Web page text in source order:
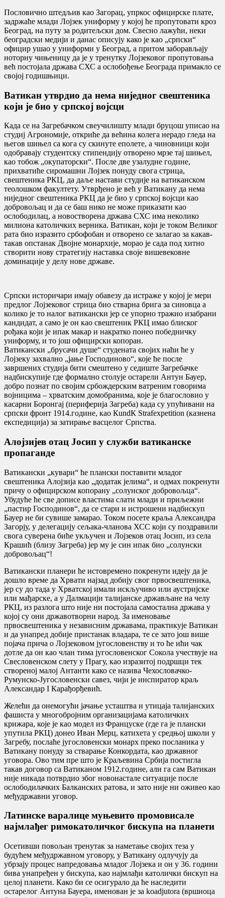
Пословично штедљив као Загорац, упркос официрске плате,
задржаће млади Лојзек униформу у којој ће пропутовати кроз
Београд, на путу за родитељски дом. Свесно лажући, неки
београдски медији и данас описују како је као „српски“
официр ушао у униформи у Београд, а притом заборављају
ноторну чињеницу да је у тренутку Лојзековог пропутовања
већ постојала држава СХС а ослобођење Београда примакло се
својој годишњици.
Ватикан утврдио да нема ниједног свештеника
који је био у српској војсци
Када се на Загребачком свеучилишту млади бруцош уписао на
студиј Агрономије, откриће да већина колега нерадо гледа на
његов шињел са кога су скинуте еполете, а чиновници који
одобравају студентску стипендију отворено мрзе тај шињел,
као тобож „окупаторски“. После две узалудне године,
прихватиће сиромашни Лојзек понуду свога стрица,
свештеника РКЦ, да даље настави студије на ватиканском
теолошком факултету. Утврђено је већ у Ватикану да нема
ниједнoг свештеника РКЦ да је био у српској војсци као
добровољац и да се баш нико не може приказати као
ослободилац, а новостворена држава СХС има неколико
милиона католичких верника. Ватикан, који је током Великог
рата био изразито србофобан и отворено се залагао за какав-
такав опстанак Двојне монархије, морао је сада под хитно
створити нову стратегију наставка своје вишевековне
доминације у делу нове државе.
Српски историчари имају обавезу да истраже у којој је мери
предлог Лојзековог стрица био стварна брига за синовца а
колико је то налог ватикански јер се упорно тражио изабрани
кандидат, а само је он као свештеник РКЦ имао блиског
рођака који је ипак макар и накратко понео победничку
униформу, и то још официрски копоран.
Ватикански „брусачи душе“ студената својих наћи ће у
Лојзеку захвално „јање Господиново“, које ће после
завршених студија бити смештено у седиште Загребачке
надбискупије где формално столује остарели Антун Бауер,
добро познат по својим србождерским ватреним говорима
војницима – хрватским домобранима, које је благословио у
касарни Боронгај (периферија Загреба) када су упућивани на
српски фронт 1914.године, као КundК Strafexpetition (казнена
експедиција) за затирање васцелог Српства.
Алојзијев отац Јосип у служби ватиканске
пропаганде
Ватикански „кувари“ ће плански поставити младог
свештеника Алојзија као „додатак јелима“, и одмах покренути
причу о официрском копорану „солунског добровољца“.
Убудуће ће све дописе властима слати млади и приљежни
„пастир Господинов“, да се стари и истрошени надбискуп
Бауер не би сувише замарао. Током посете краља Александра
Загорју, у делегацију сељака-чланова ХСС који су поздравили
свога суверена биће укључен и Лојзеков отац Јосип, из села
Крашић (близу Загреба) јер му је син ипак био „солунски
добровољац“!
Ватикански планери ће истовремено покренути идеју да је
дошло време да Хрвати најзад добију свог првосвештеника,
јер су до тада у Хрватској имали искључиво или аустријске
или мађарске, а у Далмацији талијанске држављане на челу
РКЦ, из разлога што није ни постојала самостална држава у
којој су они државотворни народ. За именовање
првосвештеника у независним државама, практикује Ватикан
и да унапред добије пристанак владара, те се зато још више
појача прича о Лојзековом југословенству и то ће ићи чак
дотле да он као члан тима југословенског Сокола учествује на
Свесловенском слету у Прагу, као изразитој подршци тек
створеној малој Антанти како се назива Чехословачко-
Румунско-Југословенски савез, чији је инспиратор краљ
Александар I Карађорђевић.
Желећи да онемогући јачање усташтва и утицаја талијанских
фашиста у многобројним организацијама католичких
крижара, које је као модел из Француске (где га је плански
упутила РКЦ) донео Иван Мерц, катихета у средњој школи у
Загребу, послаће југословенски монарх преко посланика у
Ватикану понуду за стварање Конкордата, као државног
уговора. Ово тим пре што је Краљевина Србија постигла
такав договор са Ватиканом 1912.године, али га сам Ватикан
није никада потврдио због новонастале ситуације после
ослободилачких Балканских ратова, и зато није ни оживео као
међудржавни уговор.
Латинске варалице муњевито промовисале
најмлађег римокатоличког бискупа на планети
Осетивши повољан тренутак за наметање својих теза у
будућем међудржавном уговору, у Ватикану одлучују да
убрзају процес напредовања младог Лојзека и он у 36. години
бива унапређен у бискупа, као најмлађи католички бискуп на
целој планети. Како би се осигурало да ће наследити
остарелог Антуна Бауера, именован је за koadjutora (вршиоца